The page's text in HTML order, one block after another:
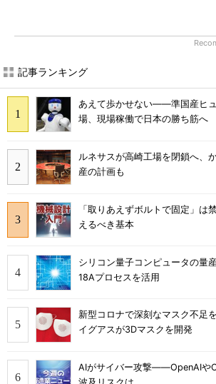
記事ランキング
あえて歩かせない――準国産ヒ
場、現場稼働で日本の勝ち筋へ
ルネサスが高崎工場を閉鎖へ、
産の計画も
「取りあえずボルトで固定」
えるべき基本
シリコン量子コンピュータの量
18Aプロセスを活用
新型コロナで深刻なマスク不足
イグアスが3Dマスクを開発
AIがサイバー攻撃――OpenAIや